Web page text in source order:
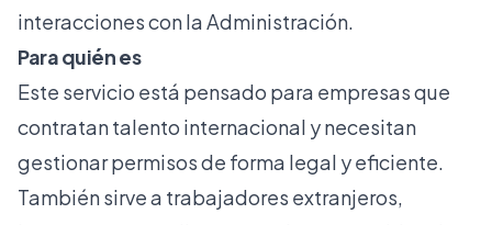
interacciones con la Administración.
Para quién es
Este servicio está pensado para empresas que
contratan talento internacional y necesitan
gestionar permisos de forma legal y eficiente.
También sirve a trabajadores extranjeros,